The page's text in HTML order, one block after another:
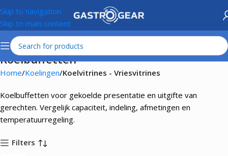
Skip to navigation
Skip to main content
Koelbuffetten
Home Koelingen Koelvitrines - Vriesvitrines
Koelbuffetten voor gekoelde presentatie en uitgifte van
gerechten. Vergelijk capaciteit, indeling, afmetingen en
temperatuurregeling.
Filters